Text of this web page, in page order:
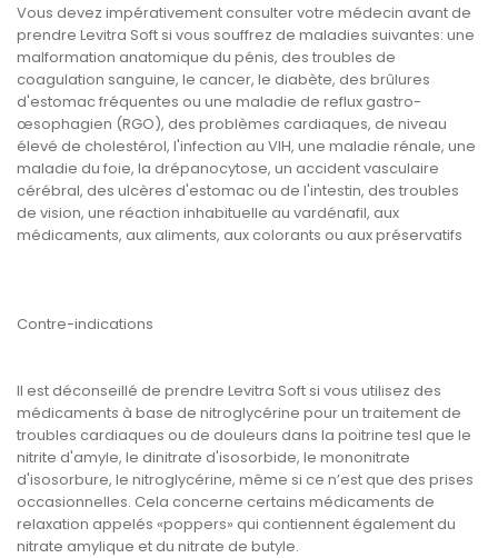
Vous devez impérativement consulter votre médecin avant de
prendre Levitra Soft si vous souffrez de maladies suivantes: une
malformation anatomique du pénis, des troubles de
coagulation sanguine, le cancer, le diabète, des brûlures
d'estomac fréquentes ou une maladie de reflux gastro-
œsophagien (RGO), des problèmes cardiaques, de niveau
élevé de cholestérol, l'infection au VIH, une maladie rénale, une
maladie du foie, la drépanocytose, un accident vasculaire
cérébral, des ulcères d'estomac ou de l'intestin, des troubles
de vision, une réaction inhabituelle au vardénafil, aux
médicaments, aux aliments, aux colorants ou aux préservatifs
Contre-indications
Il est déconseillé de prendre Levitra Soft si vous utilisez des
médicaments à base de nitroglycérine pour un traitement de
troubles cardiaques ou de douleurs dans la poitrine tesl que le
nitrite d'amyle, le dinitrate d'isosorbide, le mononitrate
d'isosorbure, le nitroglycérine, même si ce n’est que des prises
occasionnelles. Cela concerne certains médicaments de
relaxation appelés «poppers» qui contiennent également du
nitrate amylique et du nitrate de butyle.